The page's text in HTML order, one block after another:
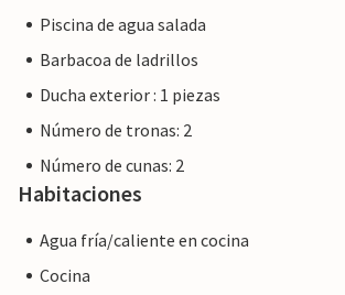
significa que es posible que no se aplique
UE en materia de consumo. Sin embargo,
servicio al cliente y su estancia no será
alojamiento con un propietario
Piscina de agua salada
Barbacoa de ladrillos
Ducha exterior : 1 piezas
Número de tronas: 2
Número de cunas: 2
Habitaciones
Agua fría/caliente en cocina
Cocina